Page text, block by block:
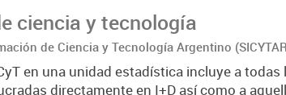
ciencia y tecnología
de Ciencia y Tecnología Argentino
en una unidad estadística incluye a todas
directamente en I+D así como a